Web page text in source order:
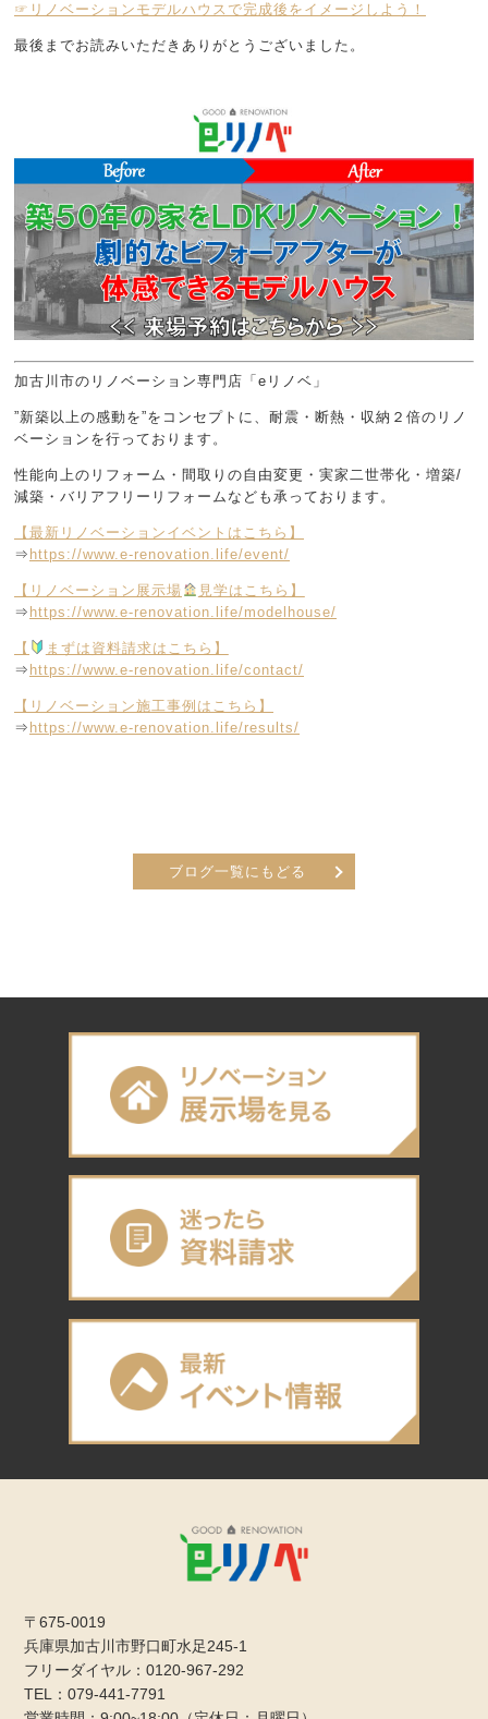
☞リノベーションモデルハウスで完成後をイメージしよう！
最後までお読みいただきありがとうございました。
加古川市のリノベーション専門店「eリノベ」
”新築以上の感動を”をコンセプトに、耐震・断熱・収納２倍のリノ
ベーションを行っております。
性能向上のリフォーム・間取りの自由変更・実家二世帯化・増築/
減築・バリアフリーリフォームなども承っております。
【最新リノベーションイベントはこちら】
⇒ https://www.e-renovation.life/event/
【リノベーション展示場
見学はこちら】
⇒ https://www.e-renovation.life/modelhouse/
【
まずは資料請求はこちら】
⇒ https://www.e-renovation.life/contact/
【リノベーション施工事例はこちら】
⇒ https://www.e-renovation.life/results/
ブログ一覧にもどる
〒675-0019
兵庫県加古川市野口町水足245-1
フリーダイヤル：0120-967-292
TEL：079-441-7791